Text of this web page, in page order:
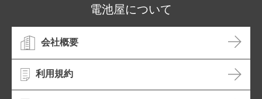
電池屋について
会社概要
利用規約